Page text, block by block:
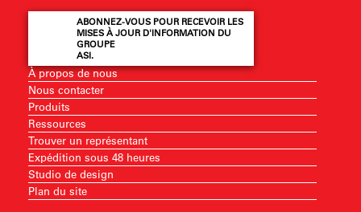
ABONNEZ-VOUS POUR RECEVOIR LES
MISES À JOUR D'INFORMATION DU
GROUPE
ASI.
À propos de nous
Nous contacter
Produits
Ressources
Trouver un représentant
Expédition sous 48 heures
Studio de design
Plan du site